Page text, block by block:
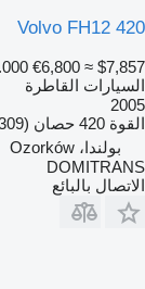
Volvo FH12 420
€6,800 ≈ $7,857
السيارات القاطرة
2005
القوة 420 حصان (309 kW)
بولندا، Ozorków
DOMITRANS
الاتصال بالبائع